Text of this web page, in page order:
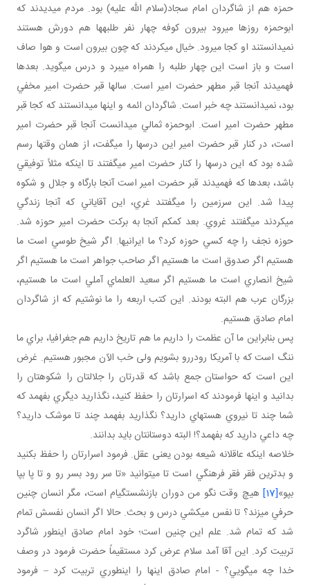
حمزه هم از شاگردان امام سجاد(سلام الله عليه) بود. مردم مي ديدند که
ابوحمزه روزها مي رود بيرون کوفه چهار نفر طلبه ها هم دورش هستند
نمي دانستند او کجا مي رود. خيال مي کردند که چون بيرون است و هوا صاف
است و باز است اين چهار طلبه را همراه مي برد و درس مي گويد. بعدها
فهميدند آنجا قبر مطهر حضرت امير است. سال ها قبر حضرت امير مخفي
بود، نمي دانستند چه خبر است. شاگردان ائمه و اينها مي دانستند که کجا قبر
مطهر حضرت امير است. ابوحمزه ثمالي مي دانست آنجا قبر حضرت امير
است، در کنار قبر حضرت امير اين درس ها را مي گفت، از همان وقت ها رسم
شده بود که اين درس ها را کنار حضرت امير مي گفتند تا اينکه مثلاً توفيقي
باشد، بعدها که فهميدند قبر حضرت امير است آنجا بارگاه و جلال و شکوه
پيدا شد. اين سرزمين را مي گفتند غري، اين آقاياني که آنجا زندگي
مي کردند مي گفتند غروي. بعد کم کم آنجا به برکت حضرت امير حوزه شد.
حوزه نجف را چه کسي حوزه کرد؟ ما ايراني ها. اگر شيخ طوسي است ما
هستيم اگر صدوق است ما هستيم اگر صاحب جواهر است ما هستيم اگر
شيخ انصاري است ما هستيم اگر سعيد العلماي آملي است ما هستيم،
بزرگان عرب هم البته بودند. اين کتب اربعه را ما نوشتيم که از شاگردان
امام صادق هستيم.
پس بنابراين ما آن عظمت را داريم ما هم تاريخ داريم هم جغرافيا، براي ما
ننگ است که با آمريکا رودررو بشويم ولی خب الآن مجبور هستيم. غرض
اين است که حواستان جمع باشد که قدرتان را جلالتان را شکوهتان را
بدانيد و اينها فرمودند که اسرارتان را حفظ کنيد، نگذاريد ديگري بفهمد که
شما چند تا نيروي هسته اي داريد؟ نگذاريد بفهمد چند تا موشک داريد؟
چه داعي داريد که بفهمد؟! البته دوستانتان بايد بدانند.
خلاصه اينکه عاقلانه شيعه بودن يعنی عقل. فرمود اسرارتان را حفظ بکنيد
و بدترين فقر فقر فرهنگي است تا مي توانيد «تا سر رود بسر رو و تا پا بپا
بپو»[17]
هيچ وقت نگو من دوران بازنشستگي ام است، مگر انسان چنين
حرفي مي زند؟ تا نفس مي کشي درس و بحث. حالا اگر انسان نفسش تمام
شد که تمام شد. علم اين چنين است؛ خود امام صادق اين طور شاگرد
تربيت کرد. اين آقا آمد سلام عرض کرد مستقيماً حضرت فرمود در وصف
خدا چه مي گويي؟ - امام صادق اينها را اين طوري تربيت کرد – فرمود